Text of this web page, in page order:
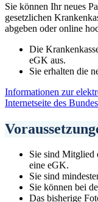
Sie können Ihr neues
gesetzlichen
abgeben oder online
Die
eGK aus.
Sie erhalten die
Informationen zur
Internetseite des
Sie sind Mitglied
eine eGK.
Sie sind
Sie können bei
Das bisherige